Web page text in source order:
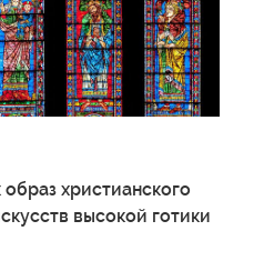
христианского
высокой готики